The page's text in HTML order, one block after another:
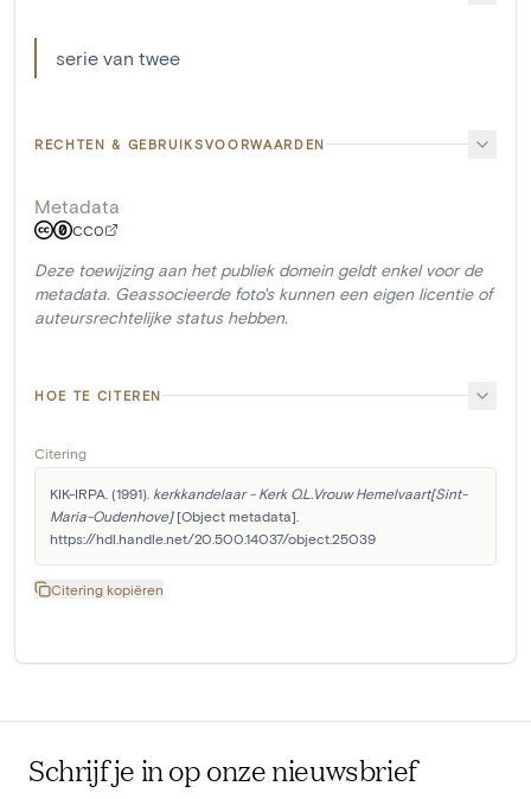
serie van twee
RECHTEN & GEBRUIKSVOORWAARDEN
Metadata
CC0
Deze toewijzing aan het publiek domein geldt enkel voor de
metadata. Geassocieerde foto's kunnen een eigen licentie of
auteursrechtelijke status hebben.
HOE TE CITEREN
Citering
KIK-IRPA. (1991). kerkkandelaar - Kerk O.L.Vrouw Hemelvaart[Sint-
Maria-Oudenhove] [Object metadata].
https://hdl.handle.net/20.500.14037/object.25039
Citering kopiëren
Schrijf je in op onze nieuwsbrief